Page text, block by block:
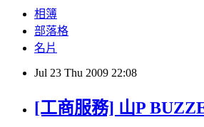
相簿
部落格
名片
Jul 23 Thu 2009 22:08
[工商服務] 山P